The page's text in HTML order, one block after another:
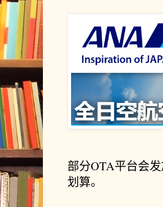
部分OTA平台会
划算。